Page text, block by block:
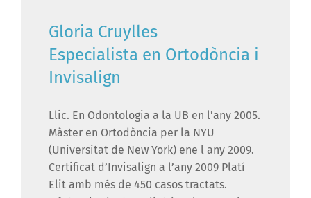
Gloria Cruylles
Especialista en Ortodòncia i
Invisalign
Llic. En Odontologia a la UB en l’any 2005.
Màster en Ortodòncia per la NYU
(Universitat de New York) ene l any 2009.
Certificat d’Invisalign a l’any 2009 Platí
Elit amb més de 450 casos tractats.